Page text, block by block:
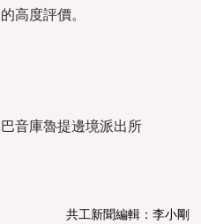
高度評價。
音庫魯提邊境派出所
共工新聞編輯：李小剛